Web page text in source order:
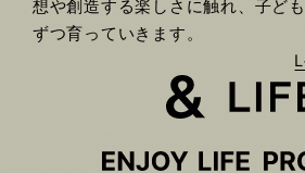
想や創造する楽しさに触れ、子ど
ずつ育っていきます。